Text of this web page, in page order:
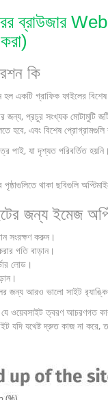
ব্রাউজার
কি
হল একটি গ্রাফিক ফাইলের
জন্য, প্রচুর সংখ্যক মোটামুটি
হবে, এবং বিশেষ
পাই, যা দৃশ্যত পরিবর্তিত
পৃষ্ঠাগুলিতে থাকা ছবিগুলি
জন্য ইমেজ
সংরক্ষণ করুন।
গতি বাড়ান।
লোড।
জন্য আরও ভালো সাইট
ওয়েবসাইট ত্বরণ আচরণগত
যদি যথেষ্ট দ্রুত কাজ না